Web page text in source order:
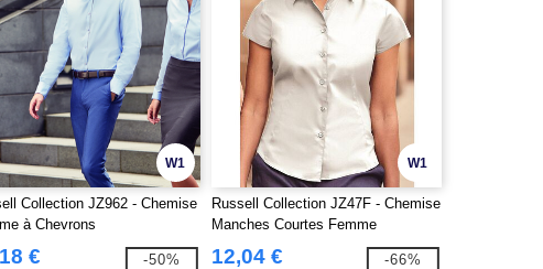
W1
Collection JZ962 - Chemise
à Chevrons
€ -50%
W1
Russell Collection JZ47F - Chemise
Manches Courtes Femme
12,04 € -66%